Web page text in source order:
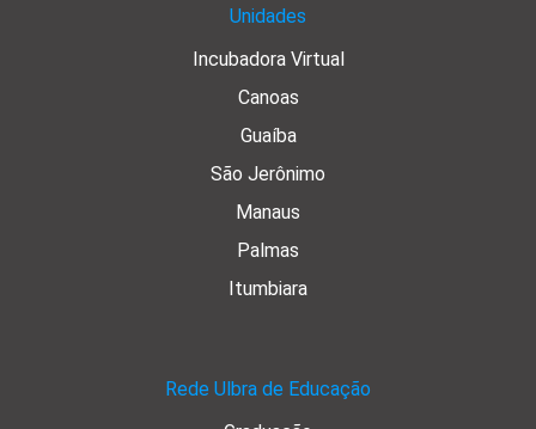
Unidades
Incubadora Virtual
Canoas
Guaíba
São Jerônimo
Manaus
Palmas
Itumbiara
Rede Ulbra de Educação